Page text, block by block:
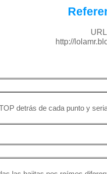
http://
detrás de cada punto y